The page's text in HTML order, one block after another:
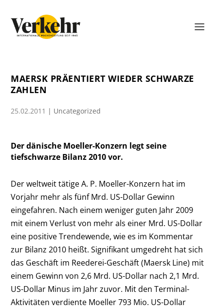
MAERSK PRÄENTIERT WIEDER SCHWARZE
ZAHLEN
25.02.2011 | Uncategorized
Der dänische Moeller-Konzern legt seine
tiefschwarze Bilanz 2010 vor.
Der weltweit tätige A. P. Moeller-Konzern hat im
Vorjahr mehr als fünf Mrd. US-Dollar Gewinn
eingefahren. Nach einem weniger guten Jahr 2009
mit einem Verlust von mehr als einer Mrd. US-Dollar
eine positive Trendewende, wie es im Kommentar
zur Bilanz 2010 heißt. Signifikant umgedreht hat sich
das Geschäft im Reederei-Geschäft (Maersk Line) mit
einem Gewinn von 2,6 Mrd. US-Dollar nach 2,1 Mrd.
US-Dollar Minus im Jahr zuvor. Mit den Terminal-
Aktivitäten verdiente Moeller 793 Mio. US-Dollar